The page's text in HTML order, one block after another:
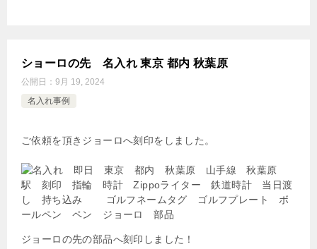
ショーロの先 名入れ 東京 都内 秋葉原
公開日： 9月 19, 2024
名入れ事例
ご依頼を頂きジョーロへ刻印をしました。
ジョーロの先の部品へ刻印しました！